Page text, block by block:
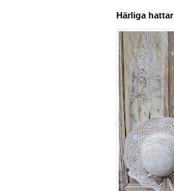
Härliga